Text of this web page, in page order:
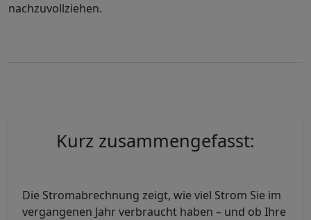
nachzuvollziehen.
Kurz zusammengefasst:
Die Stromabrechnung zeigt, wie viel Strom Sie im
vergangenen Jahr verbraucht haben – und ob Ihre